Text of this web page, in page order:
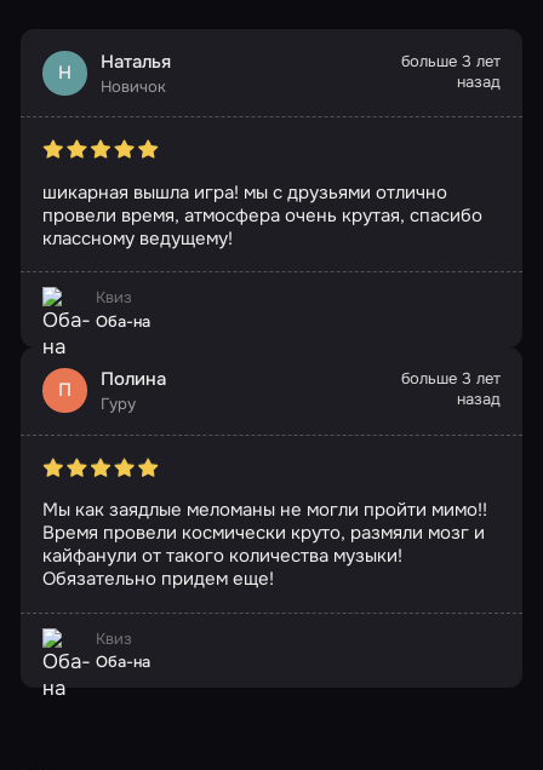
Н Наталья
Новичок
больше 3 лет
назад
шикарная вышла игра! мы с друзьями отлично
провели время, атмосфера очень крутая, спасибо
классному ведущему!
Квиз
Оба-на
П Полина
Гуру
больше 3 лет
назад
Мы как заядлые меломаны не могли пройти мимо!!
Время провели космически круто, размяли мозг и
кайфанули от такого количества музыки!
Обязательно придем еще!
Квиз
Оба-на